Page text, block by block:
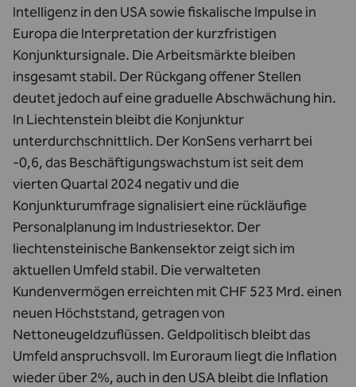
Intelligenz in den USA sowie fiskalische Impulse in
Europa die Interpretation der kurzfristigen
Konjunktursignale. Die Arbeitsmärkte bleiben
insgesamt stabil. Der Rückgang offener Stellen
deutet jedoch auf eine graduelle Abschwächung hin.
In Liechtenstein bleibt die Konjunktur
unterdurchschnittlich. Der KonSens verharrt bei
-0,6, das Beschäftigungswachstum ist seit dem
vierten Quartal 2024 negativ und die
Konjunkturumfrage signalisiert eine rückläufige
Personalplanung im Industriesektor. Der
liechtensteinische Bankensektor zeigt sich im
aktuellen Umfeld stabil. Die verwalteten
Kundenvermögen erreichten mit CHF 523 Mrd. einen
neuen Höchststand, getragen von
Nettoneugeldzuflüssen. Geldpolitisch bleibt das
Umfeld anspruchsvoll. Im Euroraum liegt die Inflation
wieder über 2%, auch in den USA bleibt die Inflation